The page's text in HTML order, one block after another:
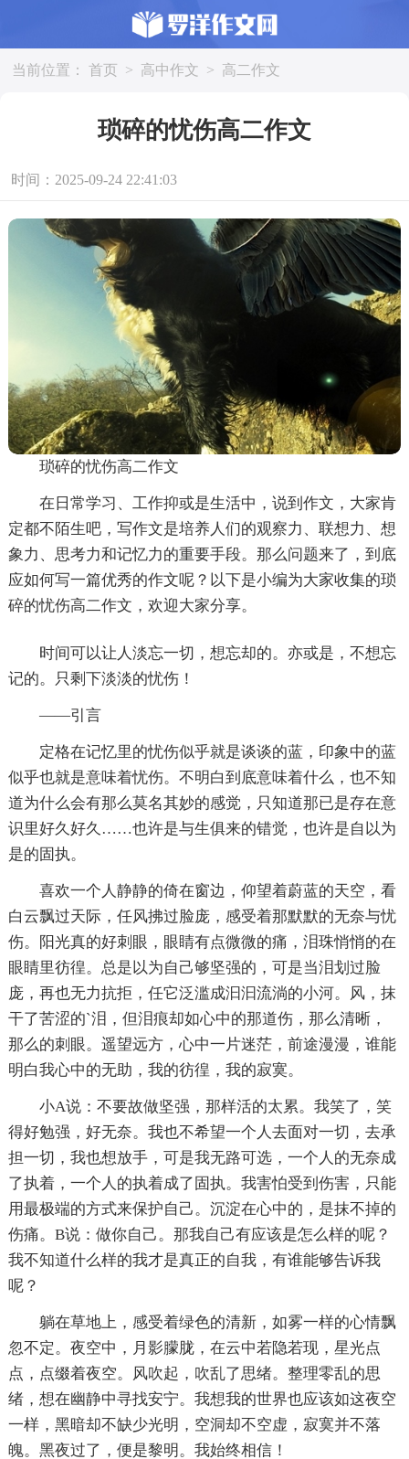
当前位置： 首页 > 高中作文 > 高二作文
琐碎的忧伤高二作文
时间：2025-09-24 22:41:03
琐碎的忧伤高二作文
在日常学习、工作抑或是生活中，说到作文，大家肯
定都不陌生吧，写作文是培养人们的观察力、联想力、想
象力、思考力和记忆力的重要手段。那么问题来了，到底
应如何写一篇优秀的作文呢？以下是小编为大家收集的琐
碎的忧伤高二作文，欢迎大家分享。
时间可以让人淡忘一切，想忘却的。亦或是，不想忘
记的。只剩下淡淡的忧伤！
——引言
定格在记忆里的忧伤似乎就是谈谈的蓝，印象中的蓝
似乎也就是意味着忧伤。不明白到底意味着什么，也不知
道为什么会有那么莫名其妙的感觉，只知道那已是存在意
识里好久好久……也许是与生俱来的错觉，也许是自以为
是的固执。
喜欢一个人静静的倚在窗边，仰望着蔚蓝的天空，看
白云飘过天际，任风拂过脸庞，感受着那默默的无奈与忧
伤。阳光真的好刺眼，眼睛有点微微的痛，泪珠悄悄的在
眼睛里彷徨。总是以为自己够坚强的，可是当泪划过脸
庞，再也无力抗拒，任它泛滥成汩汩流淌的小河。风，抹
干了苦涩的`泪，但泪痕却如心中的那道伤，那么清晰，
那么的刺眼。遥望远方，心中一片迷茫，前途漫漫，谁能
明白我心中的无助，我的彷徨，我的寂寞。
小A说：不要故做坚强，那样活的太累。我笑了，笑
得好勉强，好无奈。我也不希望一个人去面对一切，去承
担一切，我也想放手，可是我无路可选，一个人的无奈成
了执着，一个人的执着成了固执。我害怕受到伤害，只能
用最极端的方式来保护自己。沉淀在心中的，是抹不掉的
伤痛。B说：做你自己。那我自己有应该是怎么样的呢？
我不知道什么样的我才是真正的自我，有谁能够告诉我
呢？
躺在草地上，感受着绿色的清新，如雾一样的心情飘
忽不定。夜空中，月影朦胧，在云中若隐若现，星光点
点，点缀着夜空。风吹起，吹乱了思绪。整理零乱的思
绪，想在幽静中寻找安宁。我想我的世界也应该如这夜空
一样，黑暗却不缺少光明，空洞却不空虚，寂寞并不落
魄。黑夜过了，便是黎明。我始终相信！